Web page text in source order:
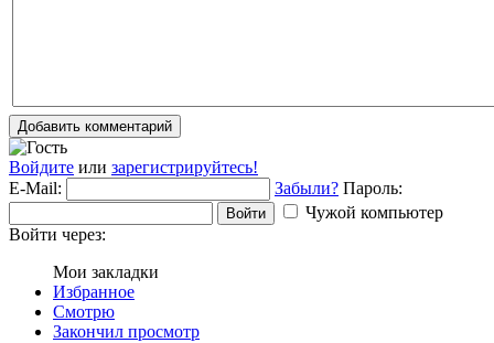
Добавить комментарий
Войдите или зарегистрируйтесь!
E-Mail:
Забыли? Пароль:
Войти
Чужой компьютер
Войти через:
Мои закладки
Избранное
Смотрю
Закончил просмотр